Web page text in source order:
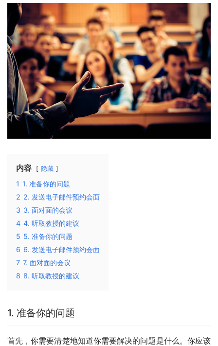
内容 隐藏
1 1. 准备你的问题
2 2. 发送电子邮件预约会面
3 3. 面对面的会议
4 4. 听取教授的建议
5 5. 准备你的问题
6 6. 发送电子邮件预约会面
7 7. 面对面的会议
8 8. 听取教授的建议
1. 准备你的问题
首先，你需要清楚地知道你需要解决的问题是什么。你应该